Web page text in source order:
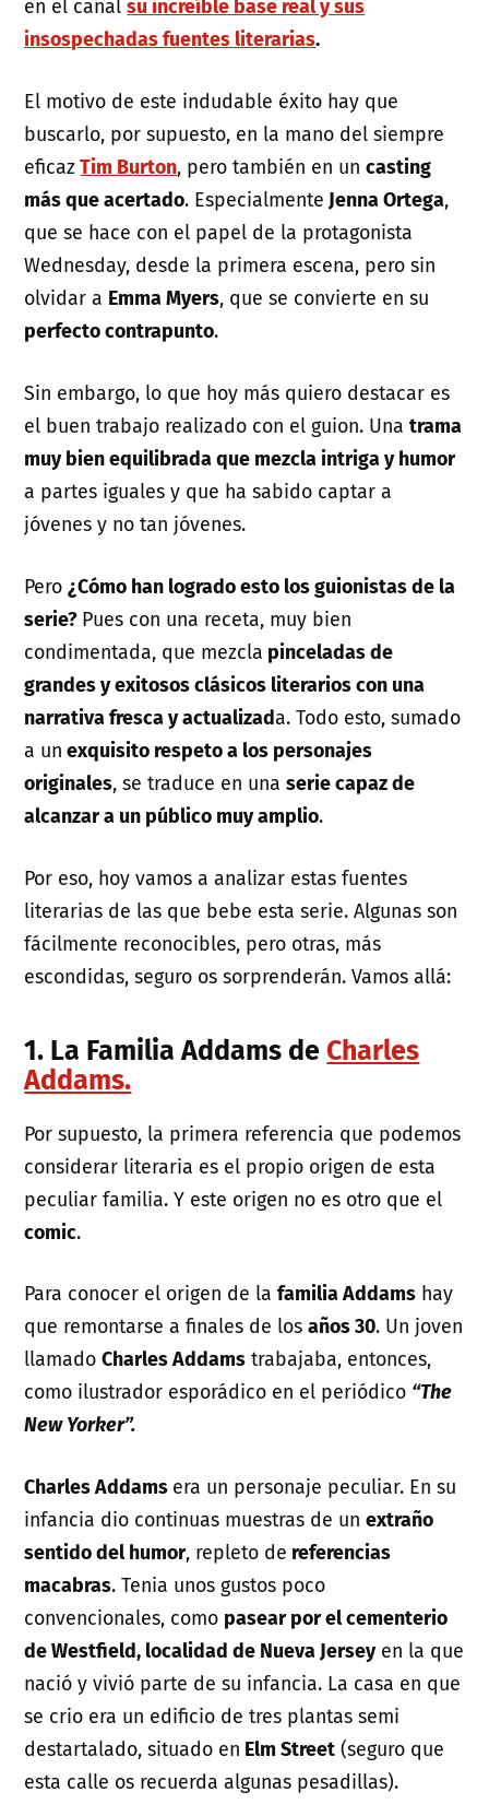
en el canalsu increíble base real y sus
insospechadas fuentes literarias.
El motivo de este indudable éxito hay que
buscarlo, por supuesto, en la mano del siempre
eficazTim Burton, pero también en uncasting
más que acertado. Especialmente Jenna Ortega,
que se hace con el papel de la protagonista
Wednesday, desde la primera escena, pero sin
olvidar a Emma Myers, que se convierte en su
perfecto contrapunto.
Sin embargo, lo que hoy más quiero destacar es
el buen trabajo realizado con el guion. Unatrama
muy bien equilibrada que mezcla intriga y humor
a partes iguales y que ha sabido captar a
jóvenes y no tan jóvenes.
Pero¿Cómo han logrado esto los guionistas de la
serie? Pues con una receta, muy bien
condimentada, que mezcla pinceladas de
grandes y exitosos clásicos literarios con una
narrativa fresca y actualizada. Todo esto, sumado
a un exquisito respeto a los personajes
originales, se traduce en unaserie capaz de
alcanzar a un público muy amplio.
Por eso, hoy vamos a analizar estas fuentes
literarias de las que bebe esta serie. Algunas son
fácilmente reconocibles, pero otras, más
escondidas, seguro os sorprenderán. Vamos allá:
1. La Familia Addams deCharles
Addams.
Por supuesto, la primera referencia que podemos
considerar literaria es el propio origen de esta
peculiar familia. Y este origen no es otro que el
comic.
Para conocer el origen de lafamilia Addams hay
que remontarse a finales de losaños 30. Un joven
llamadoCharles Addams trabajaba, entonces,
como ilustrador esporádico en el periódico “The
New Yorker”.
Charles Addams era un personaje peculiar. En su
infancia dio continuas muestras de unextraño
sentido del humor, repleto de referencias
macabras. Tenia unos gustos poco
convencionales, como pasear por el cementerio
de Westfield, localidad de Nueva Jerseyen la que
nació y vivió parte de su infancia. La casa en que
se crio era un edificio de tres plantas semi
destartalado, situado en Elm Street (seguro que
esta calle os recuerda algunas pesadillas).